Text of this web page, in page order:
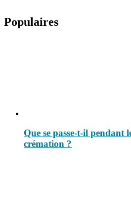
Populaires
Que se passe-t-il pendant
crémation ?